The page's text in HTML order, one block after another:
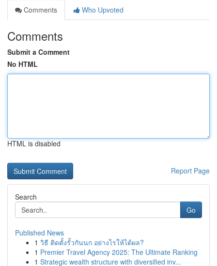
Comments
Who Upvoted
Comments
Submit a Comment
No HTML
HTML is disabled
Report Page
Search
Go
Published News
1 วิธี ติดตั้งรั้วกันนก อย่างไรให้ได้ผล?
1 Premier Travel Agency 2025: The Ultimate Ranking
1 Strategic wealth structure with diversified inv...